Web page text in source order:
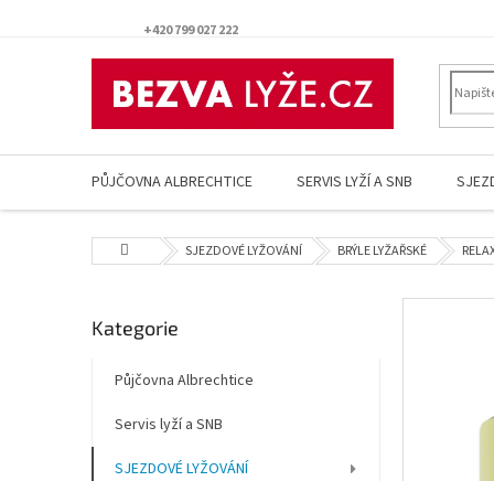
+420 799 027 222
PŮJČOVNA ALBRECHTICE SERVIS LYŽÍ A SNB
Domů SJEZDOVÉ LYŽOVÁNÍ BRÝLE LYŽAŘSKÉ
o
n
Přeskočit
Kategorie
Půjčovna Albrechtice
Servis lyží a SNB
SJEZDOVÉ LYŽOVÁNÍ